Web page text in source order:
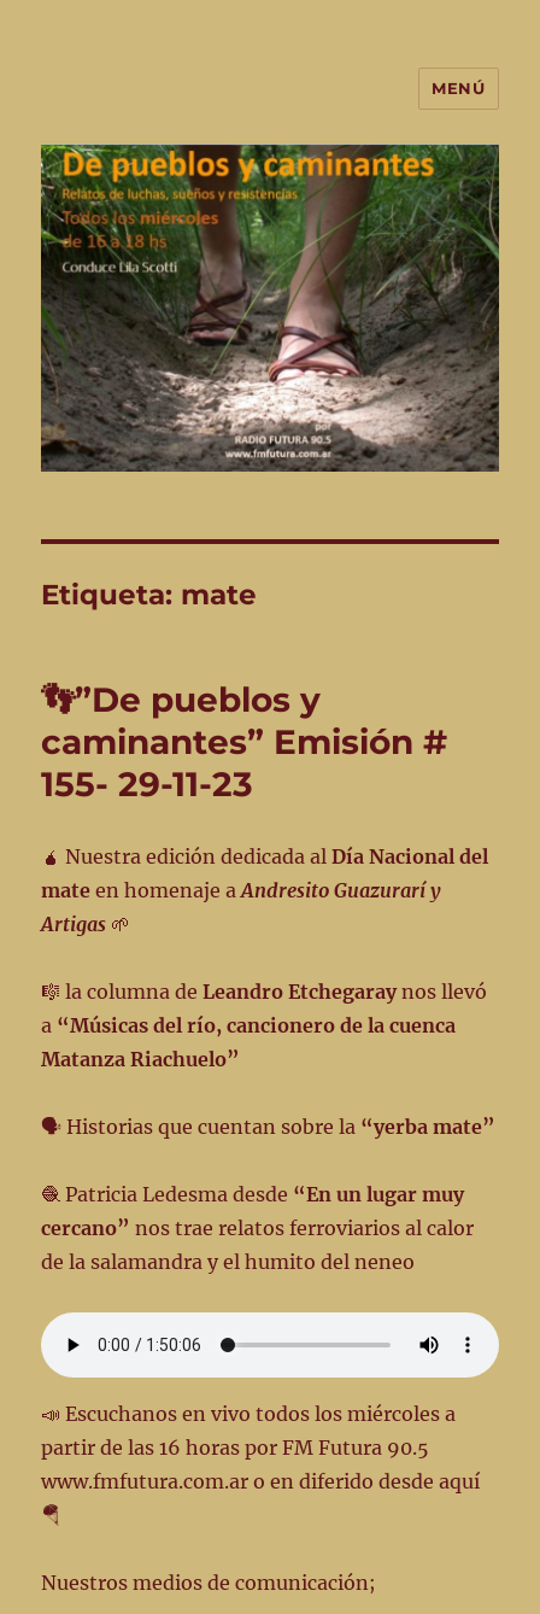
De Pueblos y Caminantes-
programa de radio
MENÚ
Etiqueta: mate
👣”De pueblos y
caminantes” Emisión #
155- 29-11-23
🧉 Nuestra edición dedicada alDía Nacional del
mate en homenaje aAndresito Guazurarí y
Artigas 🌱
🎼 la columna deLeandro Etchegaraynos llevó
a “Músicas del río, cancionero de la cuenca
Matanza Riachuelo”
🗣️ Historias que cuentan sobre la “yerba mate”
🧶 Patricia Ledesma desde “En un lugar muy
cercano” nos trae relatos ferroviarios al calor
de la salamandra y el humito del neneo
📣 Escuchanos en vivo todos los miércoles a
partir de las 16 horas por FM Futura 90.5
www.fmfutura.com.ar o en diferido desde aquí
🪂
Nuestros medios de comunicación;